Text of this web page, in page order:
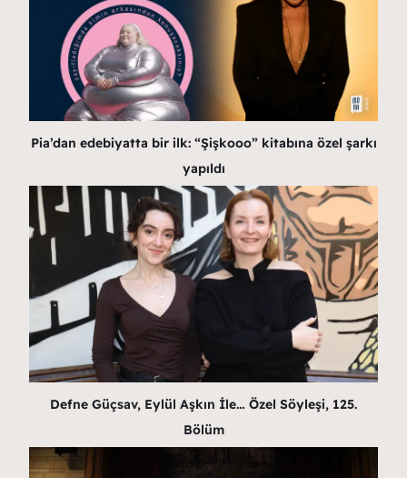
Pia’dan edebiyatta bir ilk: “Şişkooo” kitabına özel şarkı
yapıldı
Defne Güçsav, Eylül Aşkın İle… Özel Söyleşi, 125.
Bölüm